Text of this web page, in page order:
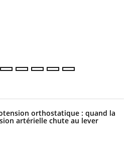
orthostatique : quand la
artérielle chute au lever